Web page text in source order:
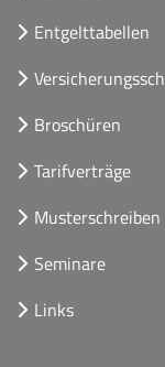
Entgelttabellen
Broschüren
Tarifverträge
Musterschreiben
Seminare
Links